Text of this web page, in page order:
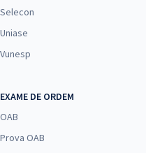
de Saúde – Psicólogo
à vista
33,33
Selecon
Uniase
Vunesp
EXAME DE ORDEM
OAB
Prova OAB